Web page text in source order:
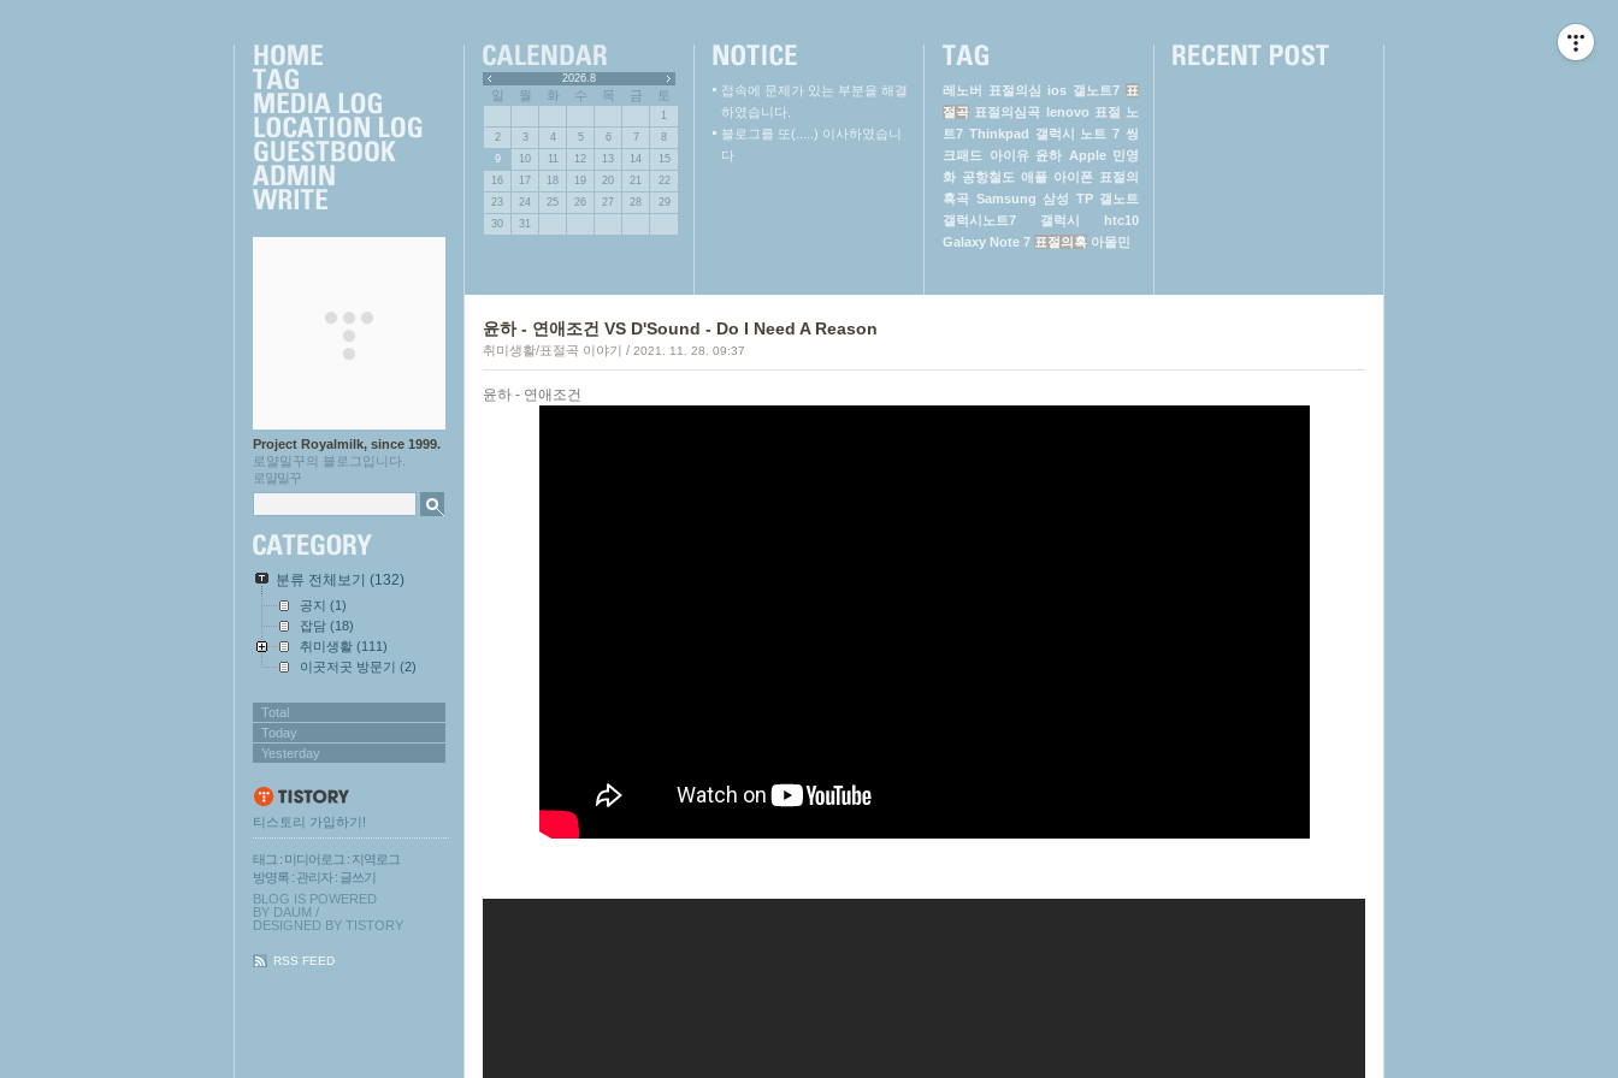
Project Royalmilk, since 1999.
로얄밀꾸의 블로그입니다.
로얄밀꾸
분류 전체보기 (132)
공지 (1)
잡담 (18)
취미생활 (111)
이곳저곳 방문기 (2)
Total
Today
Yesterday
티스토리 가입하기!
태그 : 미디어로그 : 지역로그
방명록 : 관리자: 글쓰기
BLOG IS POWERED
BY DAUM /
DESIGNED BY TISTORY
RSS FEED
2026.8
일 월 화 수 목 금 토
1
2
3 4 5 6 7
8
9
10 11 12 13 14
15
16
17 18 19 20 21
22
23
24 25 26 27 28
29
30
31
접속에 문제가 있는 부분을 해결
하였습니다.
블로그를 또(.....) 이사하였습니
다
레노버 표절의심 ios 갤노트7 표
절곡 표절의심곡 lenovo 표절
노
트7 Thinkpad 갤럭시 노트 7 씽
크패드
아이유 윤하 Apple 민영
화 공항철도 애플 아이폰 표절의
혹곡 Samsung 삼성 TP 갤노트
갤럭시노트7
갤럭시
htc10
Galaxy Note 7 표절의혹 아몰민
윤하 - 연애조건 VS D'Sound - Do I Need A Reason
취미생활/표절곡 이야기 / 2021. 11. 28. 09:37
윤하 - 연애조건